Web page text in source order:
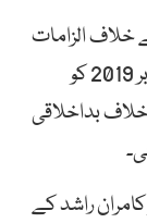
کے خلاف الزامات
کی تفصیلی رپورٹ سیکریٹری داخلہ کو اکتوبر 2019 کو
بداخلاقی
18 کے آفیسر کامران راشد کے